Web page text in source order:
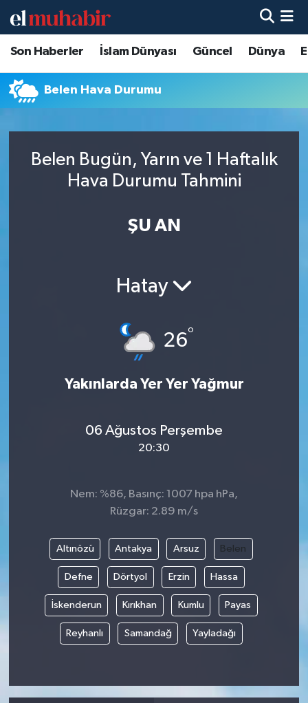
Son Haberler İslam Dünyası Güncel Dünya
Belen Hava Durumu
Belen Bugün, Yarın ve 1 Haftalık
Hava Durumu Tahmini
ŞU AN
Hatay
26°
Yakınlarda Yer Yer Yağmur
06 Ağustos Perşembe
20:30
Nem: %86, Basınç: 1007 hpa hPa,
Rüzgar: 2.89 m/s
Altınözü Antakya Arsuz Belen
Defne Dörtyol Erzin Hassa
İskenderun Kırıkhan Kumlu Payas
Reyhanlı Samandağ Yayladağı
Hava Durumu
Trafik Durumu
Tüm Manşetler